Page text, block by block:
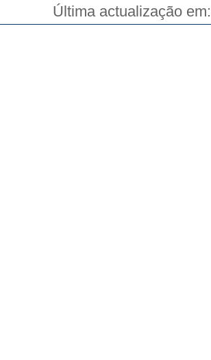
Última actualização